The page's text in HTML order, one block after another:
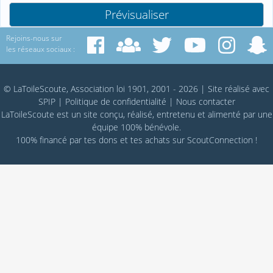
Rejoins-nous sur
les réseaux sociaux :
© LaToileScoute, Association loi 1901, 2001 - 2026 | Site réalisé avec
SPIP| Politique de confidentialité | Nous contacter
LaToileScoute est un site conçu, réalisé, entretenu et alimenté par une
équipe 100% bénévole.
100% financé par tes dons et tes achats sur ScoutConnection !